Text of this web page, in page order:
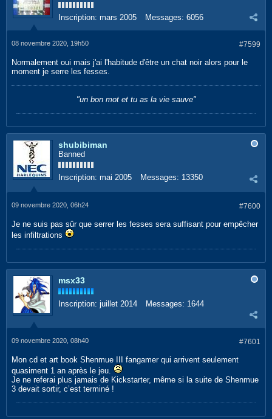
Inscription: mars 2005 Messages: 6056
#7599
08 novembre 2020, 19h50
Normalement oui mais j'ai l'habitude d'être un chat noir alors pour le
moment je serre les fesses.
"un bon mot et tu as la vie sauve"
shubibiman
Banned
Inscription: mai 2005 Messages: 13350
#7600
09 novembre 2020, 06h24
Je ne suis pas sûr que serrer les fesses sera suffisant pour empêcher
les infiltrations
msx33
Inscription: juillet 2014 Messages: 1644
#7601
09 novembre 2020, 08h40
Mon cd et art book Shenmue III fangamer qui arrivent seulement
quasiment 1 an après le jeu.
Je ne referai plus jamais de Kickstarter, même si la suite de Shenmue
3 devait sortir, c’est terminé !